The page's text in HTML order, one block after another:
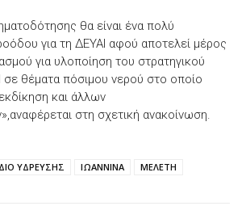
θα είναι ένα πολύ
για τη ΔΕΥΑΙ αφού αποτελεί μέρος
για υλοποίηση του στρατηγικού
σε θέματα πόσιμου νερού στο οποίο
και άλλων
στη σχετική ανακοίνωση.
ΥΔΡΕΥΣΗΣ ΙΩΑΝΝΙΝΑ ΜΕΛΕΤΗ